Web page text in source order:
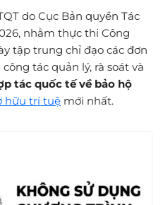
do Cục Bản quyền Tác
nhằm thực thi Công
tập trung chỉ đạo các đơn
tác quản lý, rà soát và
tác quốc tế về bảo hộ
hữu trí tuệ mới nhất.